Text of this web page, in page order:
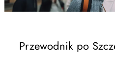
Przewodnik po